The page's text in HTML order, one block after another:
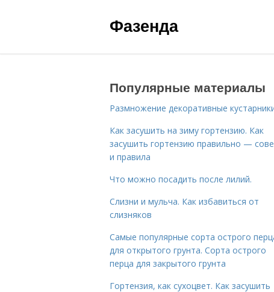
Фазенда
Популярные материалы
Размножение декоративные
Как засушить на зиму гортензию. Как
засушить гортензию правильно —
и правила
Что можно посадить после лилий.
Слизни и мульча. Как избавиться от
слизняков
Самые популярные сорта острого
для открытого грунта. Сорта острого
перца для закрытого грунта
Гортензия, как сухоцвет. Как засушить